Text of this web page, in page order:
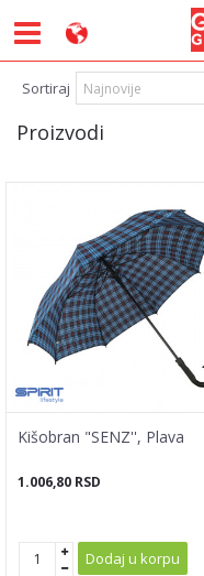
Proizvodi
Sortiraj
Kišobran "SENZ'', Plava
1.006,80 RSD
Dodaj u korpu